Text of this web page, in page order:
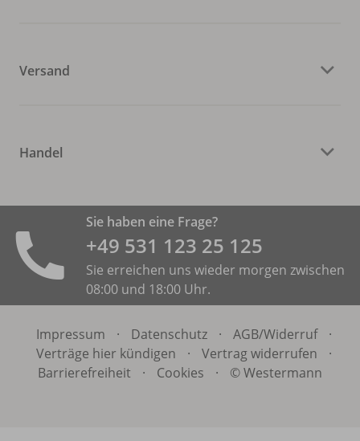
Versand
Handel
Sie haben eine Frage?
+49 531 ­123 25 125
Sie erreichen uns wieder morgen zwischen
08:00 und 18:00 Uhr.
Impressum · Datenschutz · AGB/Widerruf
·
Verträge hier kündigen
· Vertrag widerrufen
·
Barrierefreiheit
· Cookies · © Westermann